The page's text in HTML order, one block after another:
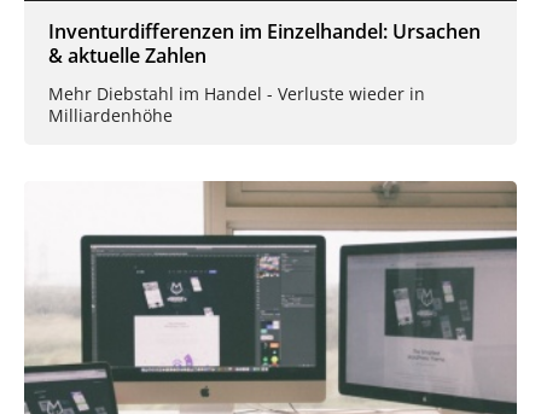
Inventurdifferenzen im Einzelhandel: Ursachen
& aktuelle Zahlen
Mehr Diebstahl im Handel - Verluste wieder in
Milliardenhöhe